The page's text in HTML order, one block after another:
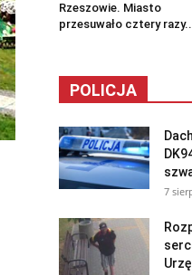
Rzeszowie. Miasto
przesuwało cztery
POLICJA
7